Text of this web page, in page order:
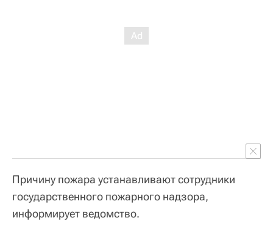
Причину пожара устанавливают сотрудники
государственного пожарного надзора,
информирует ведомство.